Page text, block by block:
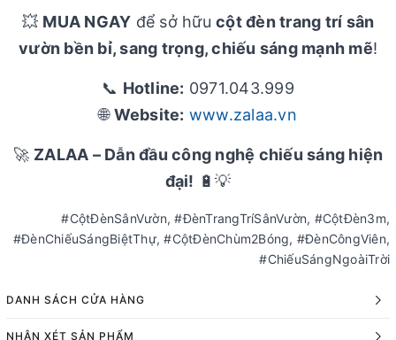
💥 MUA NGAY để sở hữu cột đèn trang trí sân
vườn bền bỉ, sang trọng, chiếu sáng mạnh mẽ!
📞 Hotline: 0971.043.999
🌐Website: www.zalaa.vn
🚀 ZALAA – Dẫn đầu công nghệ chiếu sáng hiện
đại! 🔋💡
#CộtĐènSânVườn, #ĐènTrangTríSânVườn, #CộtĐèn3m,
#ĐènChiếuSángBiệtThự, #CộtĐènChùm2Bóng, #ĐènCôngViên,
#ChiếuSángNgoàiTrời
DANH SÁCH CỬA HÀNG
NHẬN XÉT SẢN PHẨM